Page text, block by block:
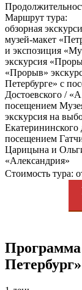
Маршрут тура:
обзорная
музей-макет
и экспозиция
экскурсия
«Прорыв»
Петербурге» с
Достоевского /
посещением
экскурсия на
Екатерининского
посещением
Царицына и
«Александрия»
Стоимость тура: